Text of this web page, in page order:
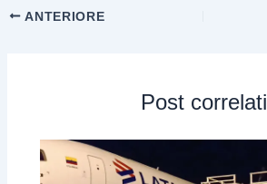
ANTERIORE
Post correlati